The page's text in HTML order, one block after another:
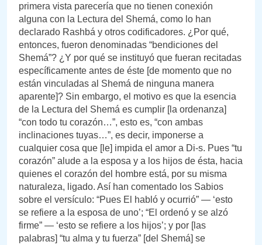
primera vista parecería que no tienen conexión
alguna con la Lectura del Shemá, como lo han
declarado Rashbá y otros codificadores. ¿Por qué,
entonces, fueron denominadas “bendiciones del
Shemá”? ¿Y por qué se instituyó que fueran recitadas
específicamente antes de éste [de momento que no
están vinculadas al Shemá de ninguna manera
aparente]? Sin embargo, el motivo es que la esencia
de la Lectura del Shemá es cumplir [la ordenanza]
“con todo tu corazón…”, esto es, “con ambas
inclinaciones tuyas…”, es decir, imponerse a
cualquier cosa que [le] impida el amor a Di-s. Pues “tu
corazón” alude a la esposa y a los hijos de ésta, hacia
quienes el corazón del hombre está, por su misma
naturaleza, ligado. Así han comentado los Sabios
sobre el versículo: “Pues El habló y ocurrió” — ‘esto
se refiere a la esposa de uno’; “El ordenó y se alzó
firme” — ‘esto se refiere a los hijos’; y por [las
palabras] “tu alma y tu fuerza” [del Shemá] se